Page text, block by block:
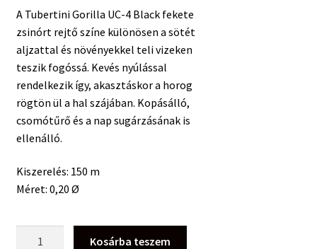
A Tubertini Gorilla UC-4 Black fekete
zsinórt rejtő színe különösen a sötét
aljzattal és növényekkel teli vizeken
teszik fogóssá. Kevés nyúlással
rendelkezik így, akasztáskor a horog
rögtön ül a hal szájában. Kopásálló,
csomótűrő és a nap sugárzásának is
ellenálló.
Kiszerelés: 150 m
Méret: 0,20 Ø
Kosárba teszem